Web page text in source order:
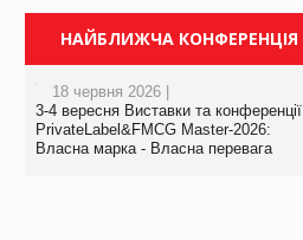
Брагина Людмила
Просування компанії на
www.trademaster.ua.
правила. Особливості.
НАЙБЛИЖЧА КОНФЕРЕНЦІЯ
18 червня 2026 |
3-4 вересня Виставки та конференції
PrivateLabel&FMCG Master-2026:
Власна марка - Власна перевага